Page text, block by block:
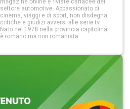
settore automotive. Appassionato di
cinema, viaggi e di sport, non disdegna
critiche e giudizi avversi alle serie tv.
Nato nel 1978 nella provincia capitolina,
è romano ma non romanista.